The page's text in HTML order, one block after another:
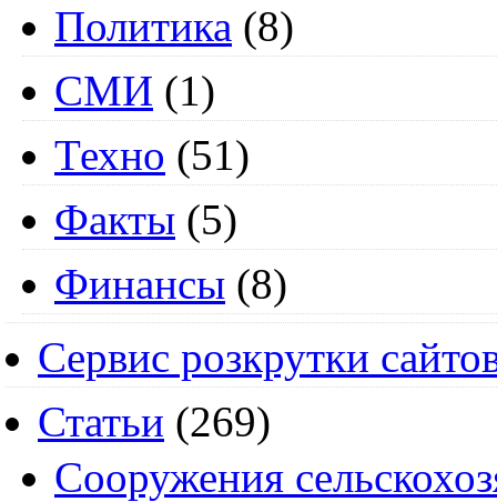
Политика (8)
СМИ (1)
Техно (51)
Факты (5)
Финансы (8)
Сервис розкрутки
Статьи (269)
Cооружения